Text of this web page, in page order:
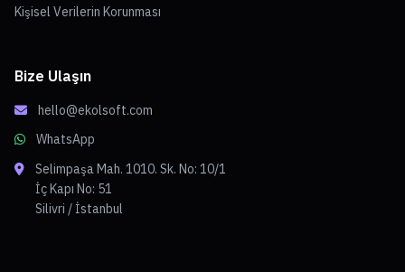
Kişisel Verilerin Korunması
Bize Ulaşın
hello@ekolsoft.com
WhatsApp
Selimpaşa Mah. 1010. Sk. No: 10/1
İç Kapı No: 51
Silivri / İstanbul